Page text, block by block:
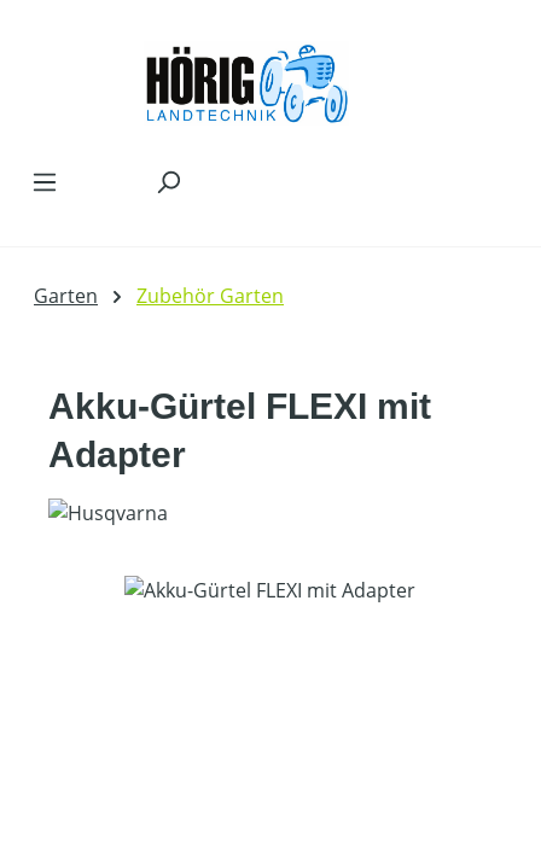
Garten Zubehör Garten
Akku-Gürtel FLEXI mit
Adapter
Bildergalerie überspringen